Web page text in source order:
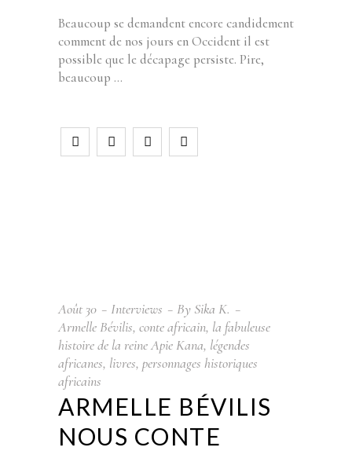
Beaucoup se demandent encore candidement
comment de nos jours en Occident il est
possible que le décapage persiste. Pire,
beaucoup
Août 30 Interviews By Sika K.
Armelle Bévilis, conte africain, la fabuleuse
histoire de la reine Apie Kana, légendes
africanes, livres, personnages historiques
africains
ARMELLE BÉVILIS
NOUS CONTE